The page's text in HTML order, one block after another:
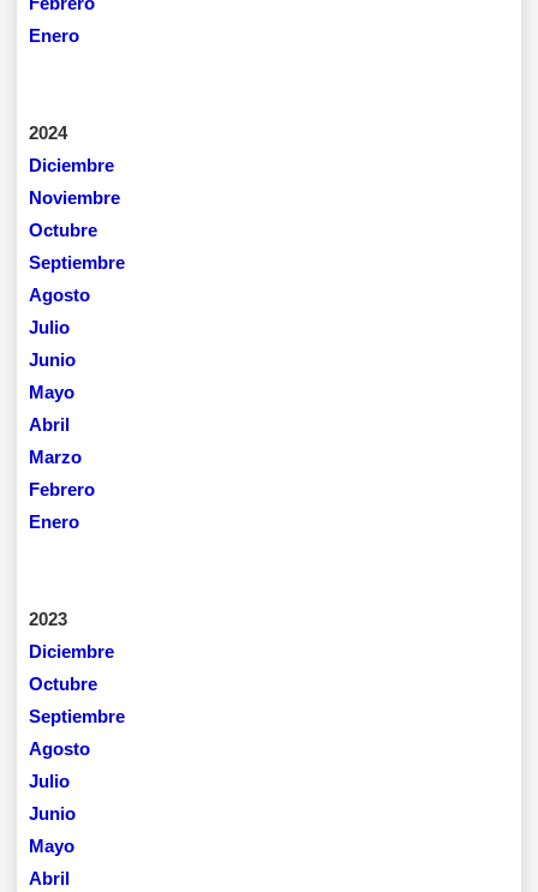
Enero
2024
Diciembre
Noviembre
Octubre
Septiembre
Agosto
Julio
Junio
Mayo
Abril
Marzo
Febrero
Enero
2023
Diciembre
Octubre
Septiembre
Agosto
Julio
Junio
Mayo
Abril